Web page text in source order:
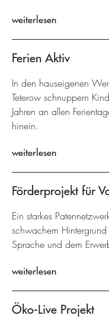
weiterlesen
Ferien Aktiv
In den hauseigenen
Teterow schnuppern
Jahren an allen
hinein.
weiterlesen
Förderprojekt für
Ein starkes
schwachem
Sprache und dem
weiterlesen
Öko-Live Projekt